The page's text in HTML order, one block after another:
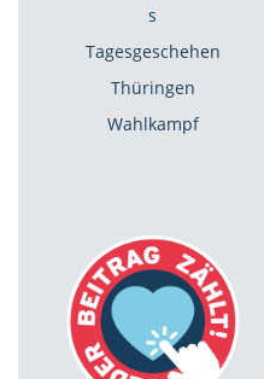
s
Tagesgeschehen
Thüringen
Wahlkampf